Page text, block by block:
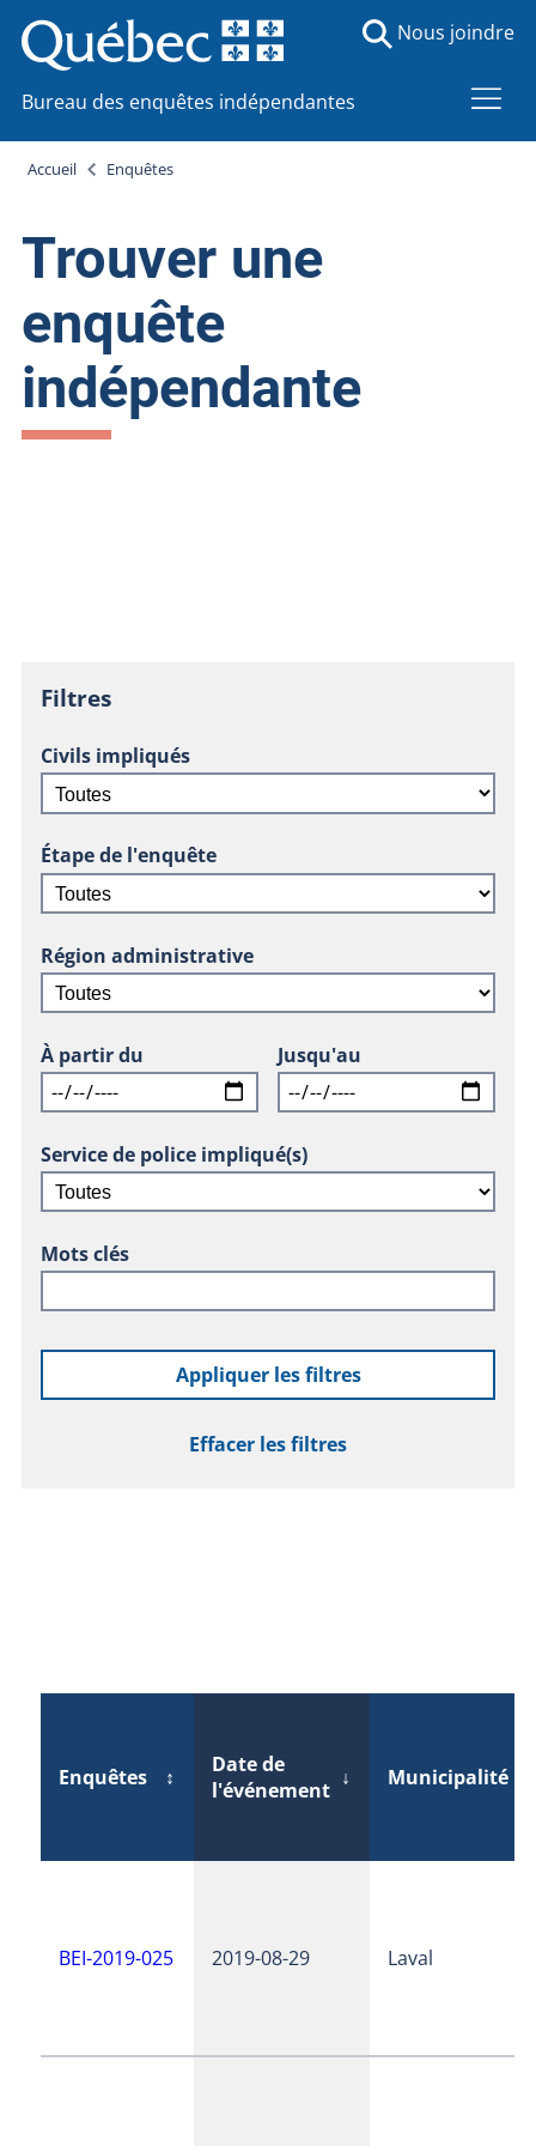
Bureau des enquêtes indépendantes
Nous joindre
Accueil Enquêtes
Trouver une
enquête
indépendante
Filtres
Civils impliqués
Étape de l'enquête
Région administrative
À partir du Jusqu'au
Service de police impliqué(s)
Mots clés
Appliquer les filtres
Effacer les filtres
Enquêtes ↕
Date de
l'événement ↓ Municipalité
BEI-2019-025 2019-08-29 Laval